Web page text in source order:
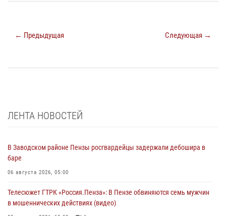
← Предыдущая Следующая →
ЛЕНТА НОВОСТЕЙ
В Заводском районе Пензы росгвардейцы задержали дебошира в
баре
06 августа 2026, 05:00
Телесюжет ГТРК «Россия.Пенза»: В Пензе обвиняются семь мужчин
в мошеннических действиях (видео)